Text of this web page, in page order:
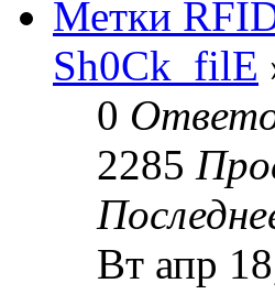
Метки
Sh0Ck_filE
0
2285
Вт апр